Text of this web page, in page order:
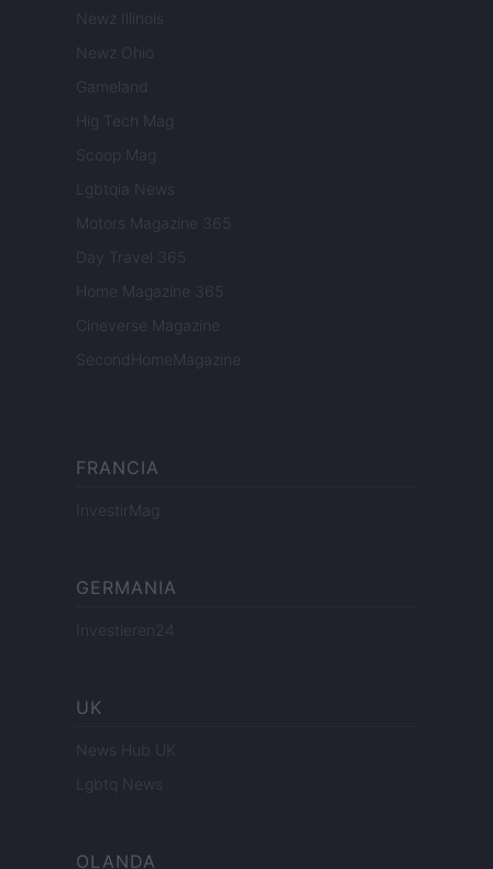
Newz Illinois
Newz Ohio
Gameland
Hig Tech Mag
Scoop Mag
Lgbtqia News
Motors Magazine 365
Day Travel 365
Home Magazine 365
Cineverse Magazine
SecondHomeMagazine
FRANCIA
InvestirMag
GERMANIA
Investieren24
UK
News Hub UK
Lgbtq News
OLANDA